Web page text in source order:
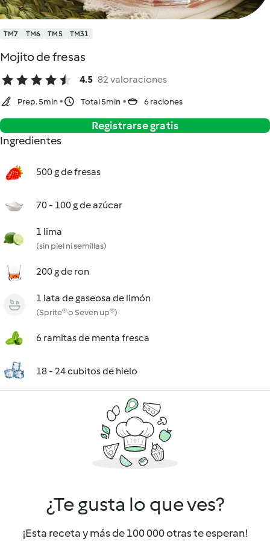
TM7 TM6 TM5 TM31
Mojito de fresas
4.5 82 valoraciones
Prep. 5min Total 5min 6 raciones
Registrarse gratis
Ingredientes
500 g de fresas
70 - 100 g de azúcar
1 lima
(sin piel ni semillas)
200 g de ron
1 lata de gaseosa de limón
(Sprite® o Seven up®)
6 ramitas de menta fresca
18 - 24 cubitos de hielo
¿Te gusta lo que ves?
¡Esta receta y más de 100 000 otras te esperan!